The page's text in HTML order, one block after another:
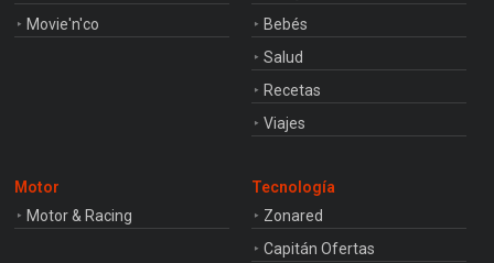
Movie'n'co
Bebés
Salud
Recetas
Viajes
Motor
Motor & Racing
Tecnología
Zonared
Capitán Ofertas